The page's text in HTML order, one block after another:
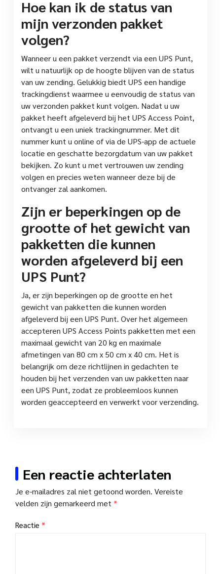
Hoe kan ik de status van
mijn verzonden pakket
volgen?
Wanneer u een pakket verzendt via een UPS Punt,
wilt u natuurlijk op de hoogte blijven van de status
van uw zending. Gelukkig biedt UPS een handige
trackingdienst waarmee u eenvoudig de status van
uw verzonden pakket kunt volgen. Nadat u uw
pakket heeft afgeleverd bij het UPS Access Point,
ontvangt u een uniek trackingnummer. Met dit
nummer kunt u online of via de UPS-app de actuele
locatie en geschatte bezorgdatum van uw pakket
bekijken. Zo kunt u met vertrouwen uw zending
volgen en precies weten wanneer deze bij de
ontvanger zal aankomen.
Zijn er beperkingen op de
grootte of het gewicht van
pakketten die kunnen
worden afgeleverd bij een
UPS Punt?
Ja, er zijn beperkingen op de grootte en het
gewicht van pakketten die kunnen worden
afgeleverd bij een UPS Punt. Over het algemeen
accepteren UPS Access Points pakketten met een
maximaal gewicht van 20 kg en maximale
afmetingen van 80 cm x 50 cm x 40 cm. Het is
belangrijk om deze richtlijnen in gedachten te
houden bij het verzenden van uw pakketten naar
een UPS Punt, zodat ze probleemloos kunnen
worden geaccepteerd en verwerkt voor verzending.
Een reactie achterlaten
Je e-mailadres zal niet getoond worden. Vereiste
velden zijn gemarkeerd met *
Reactie *